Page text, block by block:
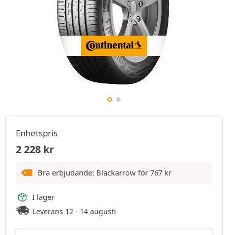
Enhetspris
2 228 kr
Bra erbjudande: Blackarrow för 767 kr
I lager
Leverans 12 - 14 augusti